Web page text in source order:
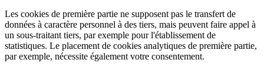
Les cookies de première partie ne supposent pas le transfert de
données à caractère personnel à des tiers, mais peuvent faire appel à
un sous-traitant tiers, par exemple pour l'établissement de
statistiques. Le placement de cookies analytiques de première partie,
par exemple, nécessite également votre consentement.